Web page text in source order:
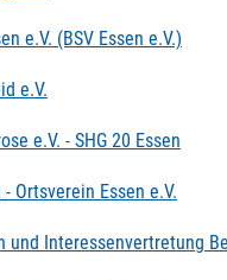
e.V. (BSV Essen e.V.)
e.V.
e.V. - SHG 20 Essen
Ortsverein Essen e.V.
und Interessenvertretung